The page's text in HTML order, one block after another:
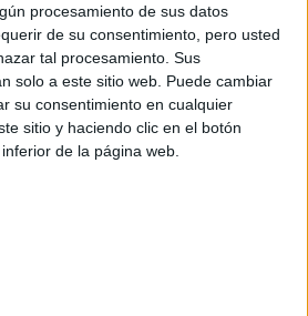
procesamiento de sus datos
de su consentimiento, pero usted
tal procesamiento. Sus
solo a este sitio web. Puede cambiar
su consentimiento en cualquier
sitio y haciendo clic en el botón
de la página web.
en este post